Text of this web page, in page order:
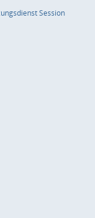
Session(Wird in